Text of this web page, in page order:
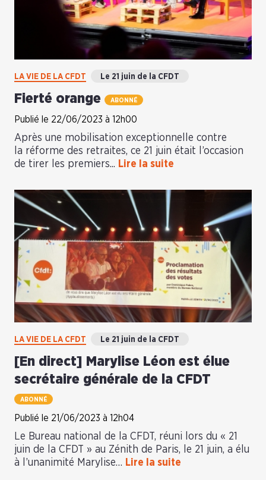
LA VIE DE LA CFDT Le 21 juin de la CFDT
Fierté orange ABONNÉ
Publié le 22/06/2023 à 12h00
Après une mobilisation exceptionnelle contre
la réforme des retraites, ce 21 juin était l’occasion
de tirer les premiers... Lire la suite
LA VIE DE LA CFDT Le 21 juin de la CFDT
[En direct] Marylise Léon est élue
secrétaire générale de la CFDT
ABONNÉ
Publié le 21/06/2023 à 12h04
Le Bureau national de la CFDT, réuni lors du « 21
juin de la CFDT » au Zénith de Paris, le 21 juin, a élu
à l’unanimité Marylise… Lire la suite